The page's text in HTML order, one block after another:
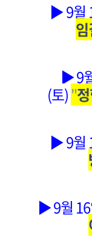
▶ 9월
▶ 9
(토)"
▶ 9월
▶ 9월